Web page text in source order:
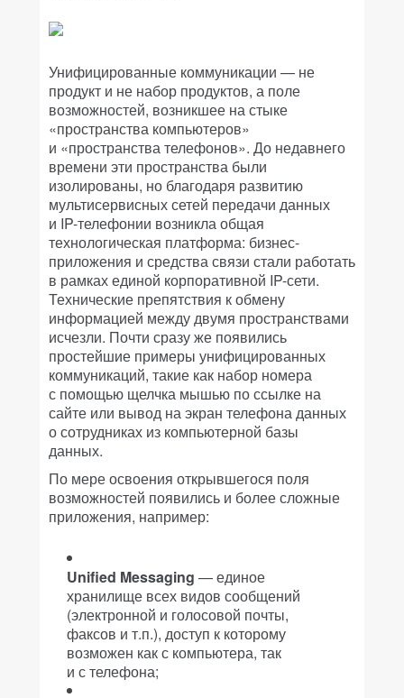
Унифицированные коммуникации — не
продукт и не набор продуктов, а поле
возможностей, возникшее на стыке
«пространства компьютеров»
и «пространства телефонов». До недавнего
времени эти пространства были
изолированы, но благодаря развитию
мультисервисных сетей передачи данных
и IP-телефонии возникла общая
технологическая платформа: бизнес-
приложения и средства связи стали работать
в рамках единой корпоративной IP-сети.
Технические препятствия к обмену
информацией между двумя пространствами
исчезли. Почти сразу же появились
простейшие примеры унифицированных
коммуникаций, такие как набор номера
с помощью щелчка мышью по ссылке на
сайте или вывод на экран телефона данных
о сотрудниках из компьютерной базы
данных.
По мере освоения открывшегося поля
возможностей появились и более сложные
приложения, например:
Unified Messaging — единое
хранилище всех видов сообщений
(электронной и голосовой почты,
факсов и т.п.), доступ к которому
возможен как с компьютера, так
и с телефона;